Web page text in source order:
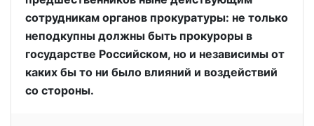
сотрудникам органов прокуратуры: не только
неподкупны должны быть прокуроры в
государстве Российском, но и независимы от
каких бы то ни было влияний и воздействий
со стороны.